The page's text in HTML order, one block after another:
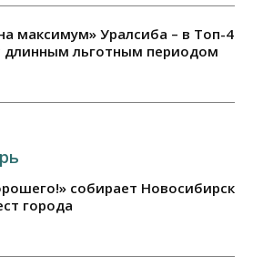
максимум» Уралсиба – в Топ-4
длинным льготным периодом
собирает Новосибирск
города